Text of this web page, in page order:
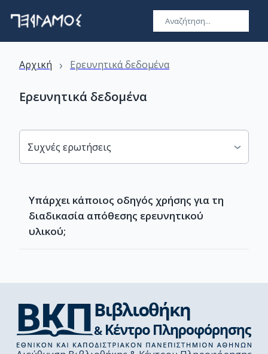
Αρχική › Ερευνητικά δεδομένα
Ερευνητικά δεδομένα
Συχνές ερωτήσεις
Υπάρχει κάποιος οδηγός χρήσης για τη
διαδικασία απόθεσης ερευνητικού
υλικού;